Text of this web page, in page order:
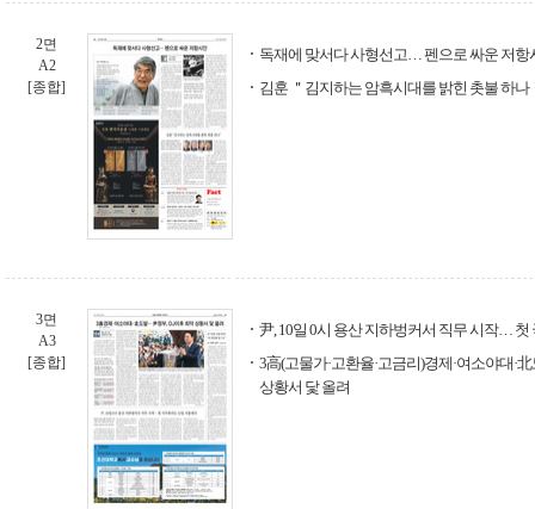
2면
A2
[종합]
독재에 맞서다 사형선고… 펜으로 싸운 저항
김훈 ＂김지하는 암흑시대를 밝힌 촛불 하나
3면
A3
[종합]
尹, 10일 0시 용산 지하벙커서 직무 시작… 첫
3高(고물가·고환율·고금리)경제·여소야대·
상황서 닻 올려